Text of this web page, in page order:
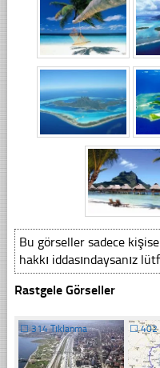
Bu görseller sadece
hakkı iddasındaysanız
Rastgele Görseller
☐314 Tıklanma ☐402